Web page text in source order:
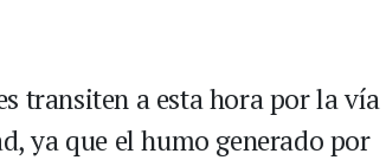
transiten a esta hora por la vía
ya que el humo generado por